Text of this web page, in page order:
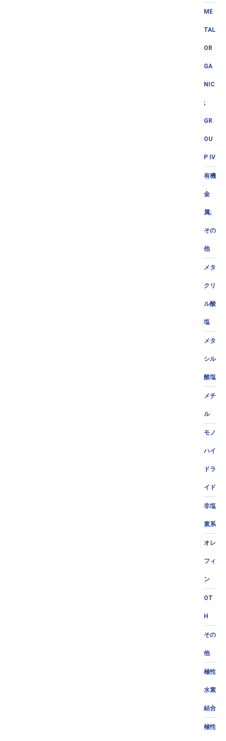
ME
TAL
OR
GA
NIC
;
GR
OU
P IV
有機
金
属;
その
他
メタ
クリ
ル酸
塩
メタ
シル
酸塩
メチ
ル
モノ
ハイ
ドラ
イド
非塩
素系
オレ
フィ
ン
OT
H
その
他
極性
水素
結合
極性